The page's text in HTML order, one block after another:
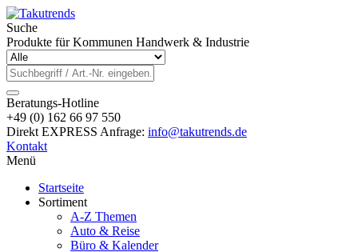
Suche
Produkte für Kommunen Handwerk & Industrie
Beratungs-Hotline
+49 (0) 162 66 97 550
Direkt EXPRESS Anfrage: info@takutrends.de
Kontakt
Menü
Startseite
Sortiment
A-Z Themen
Auto & Reise
Büro & Kalender